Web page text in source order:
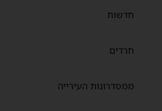
חדשות
חרדים
ממסדרונות העירייה